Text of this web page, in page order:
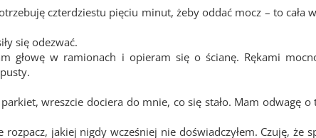
czterdziestu pięciu minut, żeby oddać mocz – to cała
się odezwać.
głowę w ramionach i opieram się o ścianę. Rękami
wreszcie dociera do mnie, co się stało. Mam odwagę
rozpacz, jakiej nigdy wcześniej nie doświadczyłem. Czuję, że